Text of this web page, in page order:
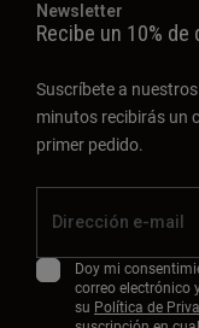
Newsletter
Recibe un 10%
Suscríbete a
minutos recibirás un
primer pedido.
Doy mi
correo electrónico
su Política de